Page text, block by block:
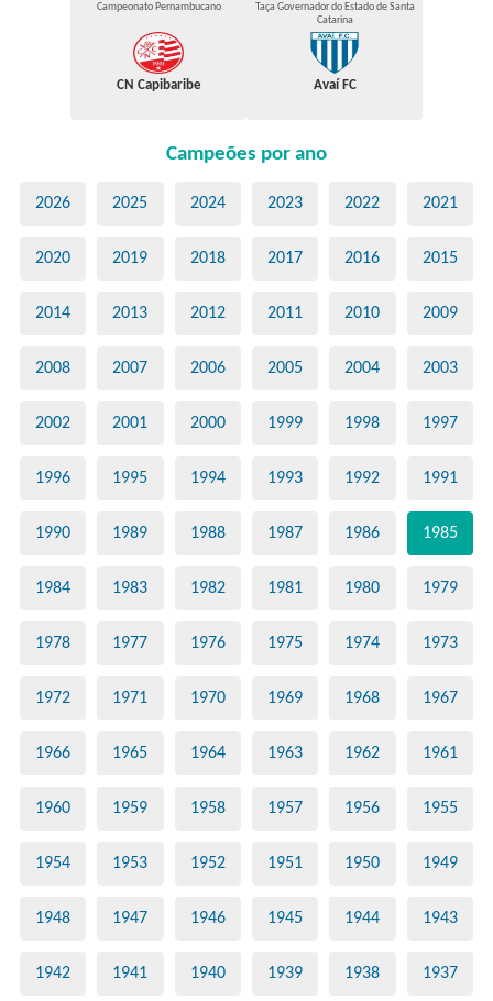
Campeonato Pernambucano
CN Capibaribe
Taça Governador do Estado de Santa
Catarina
Avaí FC
Campeões por ano
2026 2025 2024 2023 2022 2021
2020 2019 2018 2017 2016 2015
2014 2013 2012 2011 2010 2009
2008 2007 2006 2005 2004 2003
2002 2001 2000 1999 1998 1997
1996 1995 1994 1993 1992 1991
1990 1989 1988 1987 1986 1985
1984 1983 1982 1981 1980 1979
1978 1977 1976 1975 1974 1973
1972 1971 1970 1969 1968 1967
1966 1965 1964 1963 1962 1961
1960 1959 1958 1957 1956 1955
1954 1953 1952 1951 1950 1949
1948 1947 1946 1945 1944 1943
1942 1941 1940 1939 1938 1937